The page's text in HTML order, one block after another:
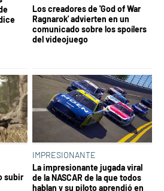
Los creadores de 'God of War
Ragnarok' advierten en un
comunicado sobre los spoílers
del videojuego
subir
IMPRESIONANTE
La impresionante jugada viral
de la NASCAR de la que todos
hablan y su piloto aprendió en